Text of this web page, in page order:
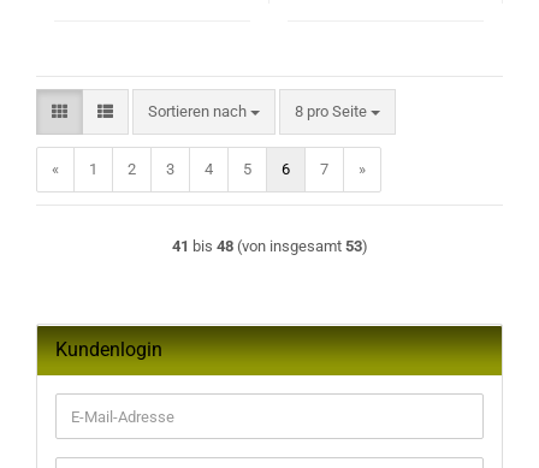
Sortieren nach
Sortieren nach 8 pro Seite
pro Seite
« 1 2 3 4 5 6 7 »
41 bis 48(von insgesamt 53)
Kundenlogin
E-
Mail-
Adresse